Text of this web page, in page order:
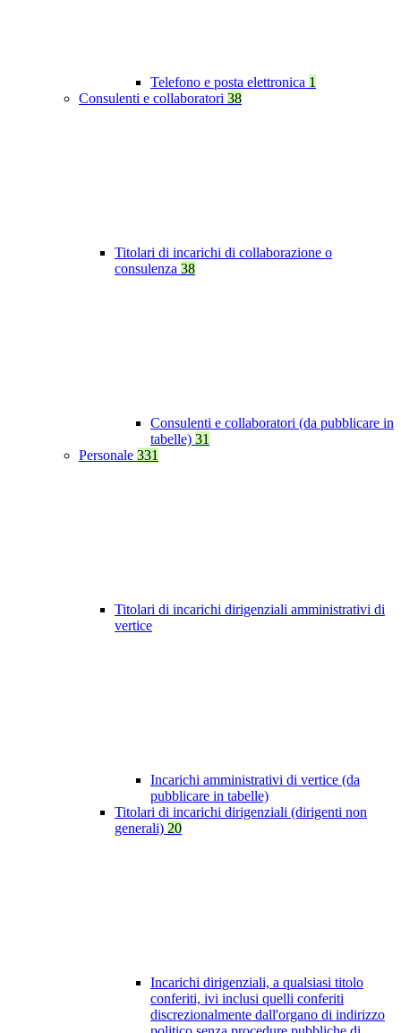
Telefono e posta elettronica 1
Consulenti e collaboratori 38
Titolari di incarichi di collaborazione o
consulenza 38
Consulenti e collaboratori (da pubblicare in
tabelle) 31
Personale 331
Titolari di incarichi dirigenziali amministrativi di
vertice
Incarichi amministrativi di vertice (da
pubblicare in tabelle)
Titolari di incarichi dirigenziali (dirigenti non
generali) 20
Incarichi dirigenziali, a qualsiasi titolo
conferiti, ivi inclusi quelli conferiti
discrezionalmente dall'organo di indirizzo